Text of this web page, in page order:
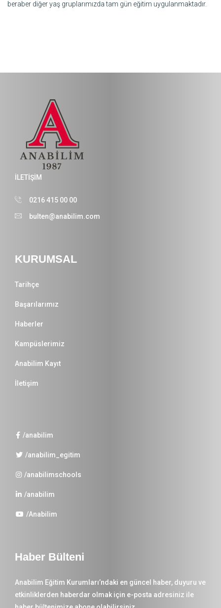
beraber diğer yaş gruplarımızda tam gün eğitim uygulanmaktadır.
İLETİŞİM
0216 415 00 00
bulten@anabilim.com
KURUMSAL
Tarihçe
Başarılarımız
Haberler
Kampüslerimiz
Anabilim Kayıt
İletişim
/anabilim
/anabilim_egitim
/anabilimschools
/anabilim
/Anabilim
Haber Bülteni
Anabilim Eğitim Kurumları’ndaki en güncel haber, duyuru ve
etkinliklerden haberdar olmak için e-posta adresiniz ile